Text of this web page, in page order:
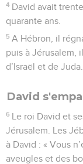
4 David avait
quarante ans.
5 A Hébron, il
puis à Jérusalem,
d’Israël et de Juda.
David
6 Le roi David et
Jérusalem. Les
à David : « Vous
aveugles et des